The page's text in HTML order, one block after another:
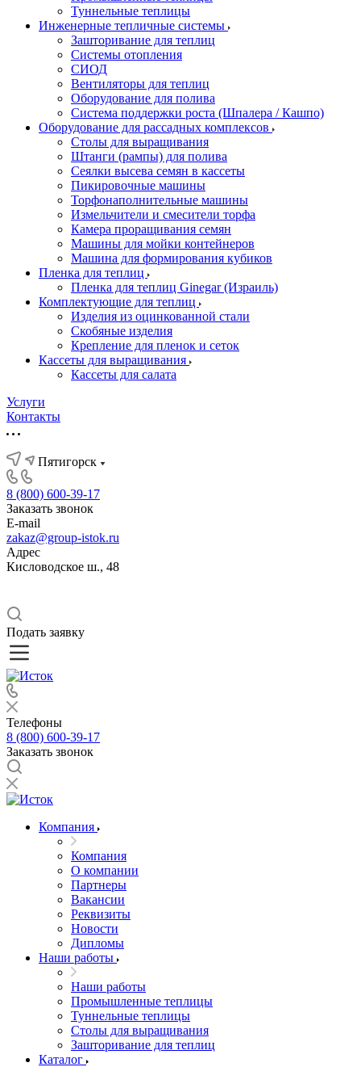
Туннельные теплицы
Инженерные тепличные системы
Зашторивание для теплиц
Системы отопления
СИОД
Вентиляторы для теплиц
Оборудование для полива
Система поддержки роста (Шпалера / Кашпо)
Оборудование для рассадных комплексов
Столы для выращивания
Штанги (рампы) для полива
Сеялки высева семян в кассеты
Пикировочные машины
Торфонаполнительные машины
Измельчители и смесители торфа
Камера проращивания семян
Машины для мойки контейнеров
Машина для формирования кубиков
Пленка для теплиц
Пленка для теплиц Ginegar (Израиль)
Комплектующие для теплиц
Изделия из оцинкованной стали
Скобяные изделия
Крепление для пленок и сеток
Кассеты для выращивания
Кассеты для салата
Услуги
Контакты
Пятигорск
8 (800) 600-39-17
Заказать звонок
E-mail
zakaz@group-istok.ru
Адрес
Кисловодское ш., 48
Подать заявку
Телефоны
8 (800) 600-39-17
Заказать звонок
Компания
Компания
О компании
Партнеры
Вакансии
Реквизиты
Новости
Дипломы
Наши работы
Наши работы
Промышленные теплицы
Туннельные теплицы
Столы для выращивания
Зашторивание для теплиц
Каталог